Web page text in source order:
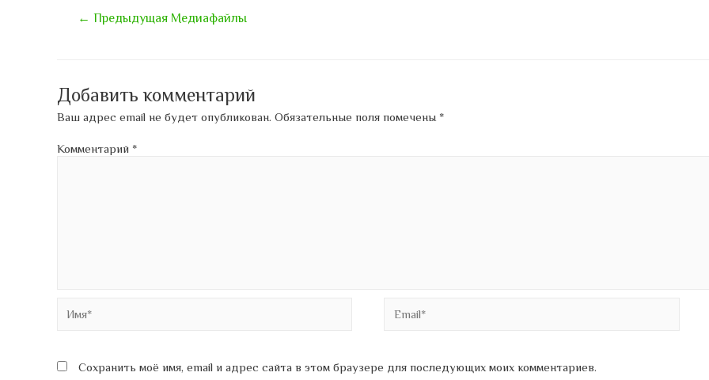
Навигация
← Предыдущая Медиафайлы
Добавить комментарий
Ваш адрес email не будет опубликован. Обязательные поля помечены *
Комментарий *
Сохранить моё имя, email и адрес сайта в этом браузере для последующих моих комментариев.